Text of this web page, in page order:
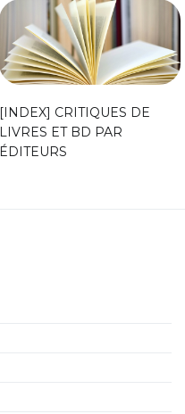
[INDEX] CRITIQUES DE
LIVRES ET BD PAR
ÉDITEURS